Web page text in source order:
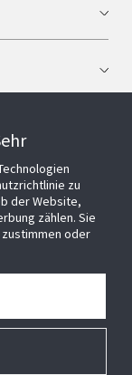
zu
der Website,
zählen. Sie
oder